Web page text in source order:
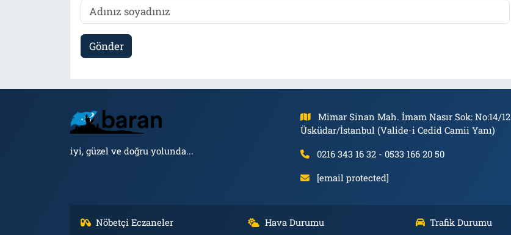
Gönder
iyi, güzel ve doğru yolunda...
Mimar Sinan Mah. İmam Nasır Sok: No:14/12
Üsküdar/İstanbul (Valide-i Cedid Camii Yanı)
0216 343 16 32 - 0533 166 20 50
[email protected]
Nöbetçi Eczaneler Hava Durumu Trafik Durumu